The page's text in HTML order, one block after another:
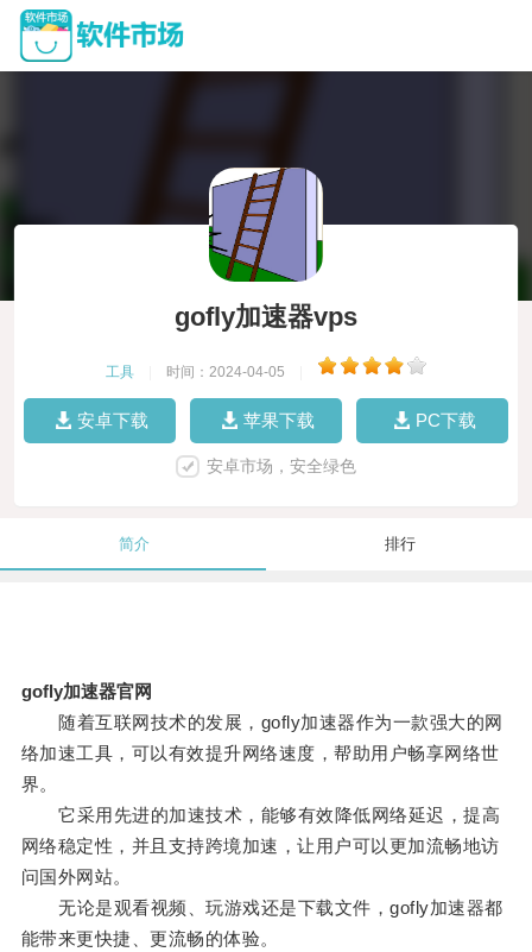
gofly加速器vps
工具 时间：2024-04-05
安卓下载 苹果下载 PC下载
安卓市场，安全绿色
简介 排行
gofly加速器官网
随着互联网技术的发展，gofly加速器作为一款强大的网
络加速工具，可以有效提升网络速度，帮助用户畅享网络世
界。
它采用先进的加速技术，能够有效降低网络延迟，提高
网络稳定性，并且支持跨境加速，让用户可以更加流畅地访
问国外网站。
无论是观看视频、玩游戏还是下载文件，gofly加速器都
能带来更快捷、更流畅的体验。